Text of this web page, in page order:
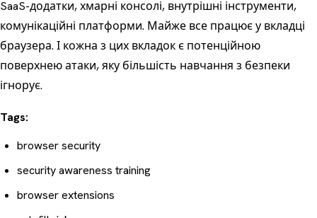
SaaS-додатки, хмарні консолі, внутрішні інструменти,
комунікаційні платформи. Майже все працює у вкладці
браузера. І кожна з цих вкладок є потенційною
поверхнею атаки, яку більшість навчання з безпеки
ігнорує.
Tags:
browser security
security awareness training
browser extensions